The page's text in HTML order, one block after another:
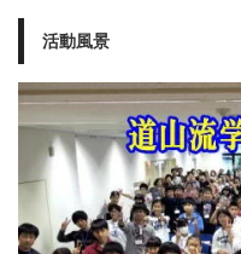
活動風景